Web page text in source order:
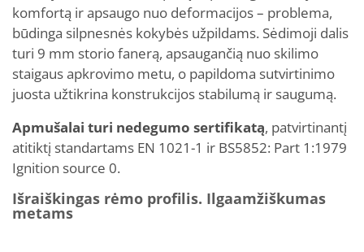
komfortą ir apsaugo nuo deformacijos – problema,
būdinga silpnesnės kokybės užpildams. Sėdimoji dalis
turi 9 mm storio fanerą, apsaugančią nuo skilimo
staigaus apkrovimo metu, o papildoma sutvirtinimo
juosta užtikrina konstrukcijos stabilumą ir saugumą.
Apmušalai turi nedegumo sertifikatą, patvirtinantį
atitiktį standartams EN 1021-1 ir BS5852: Part 1:1979
Ignition source 0.
Išraiškingas rėmo profilis. Ilgaamžiškumas
metams